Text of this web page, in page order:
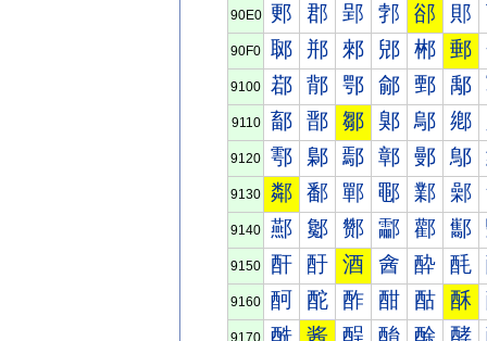
90E0 郠 郡 郢 郣 郤 郥
90F0 郰 郱 郲 郳 郴 郵
9100 鄀 鄁 鄂 鄃 鄄 鄅
9110 鄐 鄑 鄒 鄓 鄔 鄕
9120 鄠 鄡 鄢 鄣 鄤 鄥
9130 鄰 鄱 鄲 鄳 鄴 鄵
9140 酀 酁 酂 酃 酄 酅
9150 酐 酑 酒 酓 酔 酕
9160 酠 酡 酢 酣 酤 酥
9170 酰 酱 酲 酳 酴 酵